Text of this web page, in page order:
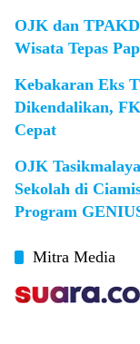
OJK dan
Wisata Tepas
Kebakaran Eks
Dikendalikan,
Cepat
OJK
Sekolah di
Program
Mitra Media